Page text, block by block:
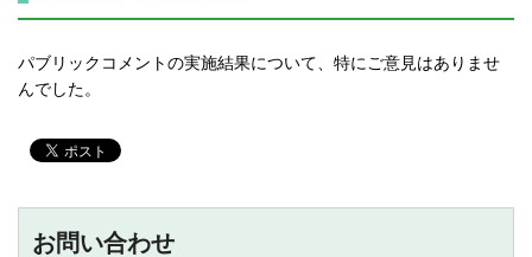
パブリックコメントの実施結果について、特にご意見はありませ
んでした。
お問い合わせ